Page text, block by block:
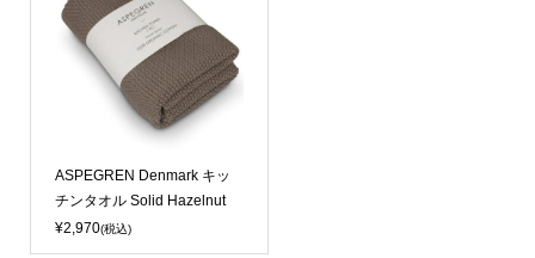
Sold Out
ASPEGREN Denmark キッ
チンタオル Solid Hazelnut
¥2,970(税込)